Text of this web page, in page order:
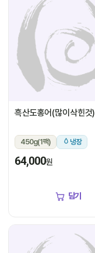
흑산도홍어(많이삭힌것)
450g(1팩) 냉장
64,000원
담기